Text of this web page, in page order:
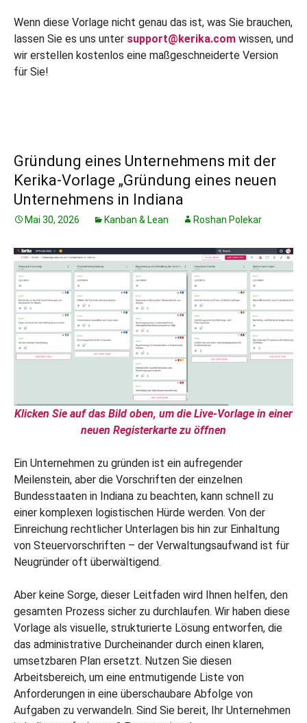
Wenn diese Vorlage nicht genau das ist, was Sie brauchen,
lassen Sie es uns unter support@kerika.com wissen, und
wir erstellen kostenlos eine maßgeschneiderte Version
für Sie!
Gründung eines Unternehmens mit der
Kerika-Vorlage „Gründung eines neuen
Unternehmens in Indiana
Mai 30, 2026 Kanban & Lean Roshan Polekar
Klicken Sie auf das Bild oben, um die Live-Vorlage in einer
neuen Registerkarte zu öffnen
Ein Unternehmen zu gründen ist ein aufregender
Meilenstein, aber die Vorschriften der einzelnen
Bundesstaaten in Indiana zu beachten, kann schnell zu
einer komplexen logistischen Hürde werden. Von der
Einreichung rechtlicher Unterlagen bis hin zur Einhaltung
von Steuervorschriften – der Verwaltungsaufwand ist für
Neugründer oft überwältigend.
Aber keine Sorge, dieser Leitfaden wird Ihnen helfen, den
gesamten Prozess sicher zu durchlaufen. Wir haben diese
Vorlage als visuelle, strukturierte Lösung entworfen, die
das administrative Durcheinander durch einen klaren,
umsetzbaren Plan ersetzt. Nutzen Sie diesen
Arbeitsbereich, um eine entmutigende Liste von
Anforderungen in eine überschaubare Abfolge von
Aufgaben zu verwandeln. Sind Sie bereit, Ihr Unternehmen